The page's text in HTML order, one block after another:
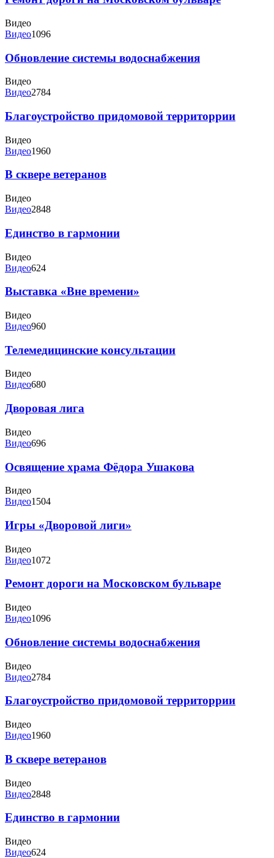
Видео
Видео1096
Обновление системы водоснабжения
Видео
Видео2784
Благоустройство придомовой территоррии
Видео
Видео1960
В сквере ветеранов
Видео
Видео2848
Единство в гармонии
Видео
Видео624
Выставка «Вне времени»
Видео
Видео960
Телемедицинские консультации
Видео
Видео680
Дворовая лига
Видео
Видео696
Освящение храма Фёдора Ушакова
Видео
Видео1504
Игры «Дворовой лиги»
Видео
Видео1072
Ремонт дороги на Московском бульваре
Видео
Видео1096
Обновление системы водоснабжения
Видео
Видео2784
Благоустройство придомовой территоррии
Видео
Видео1960
В сквере ветеранов
Видео
Видео2848
Единство в гармонии
Видео
Видео624